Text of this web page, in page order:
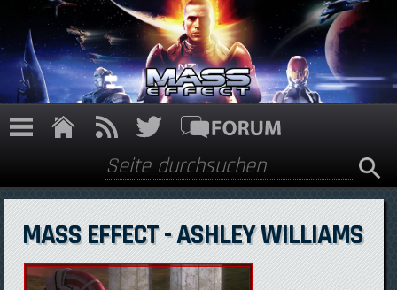
Direkt zum Inhalt
Suchformular
Suche
MASS EFFECT - ASHLEY WILLIAMS